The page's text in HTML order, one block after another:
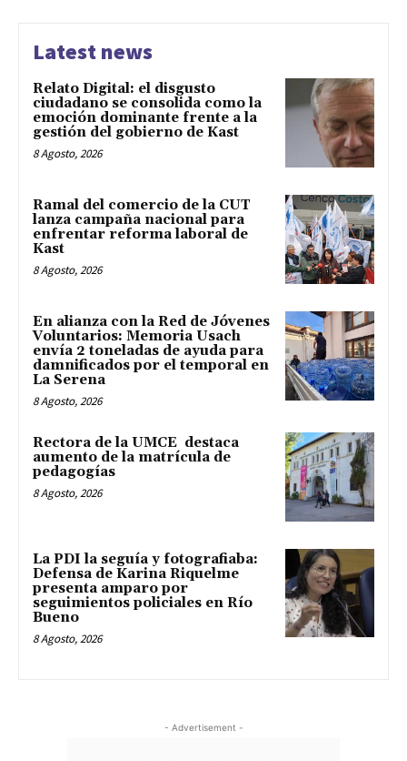
Latest news
Relato Digital: el disgusto
ciudadano se consolida como la
emoción dominante frente a la
gestión del gobierno de Kast
8 Agosto, 2026
Ramal del comercio de la CUT
lanza campaña nacional para
enfrentar reforma laboral de
Kast
8 Agosto, 2026
En alianza con la Red de Jóvenes
Voluntarios: Memoria Usach
envía 2 toneladas de ayuda para
damnificados por el temporal en
La Serena
8 Agosto, 2026
Rectora de la UMCE destaca
aumento de la matrícula de
pedagogías
8 Agosto, 2026
La PDI la seguía y fotografiaba:
Defensa de Karina Riquelme
presenta amparo por
seguimientos policiales en Río
Bueno
8 Agosto, 2026
- Advertisement -